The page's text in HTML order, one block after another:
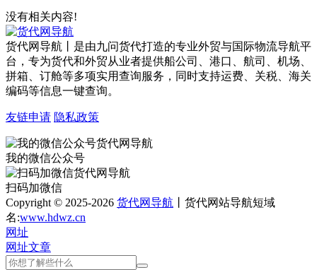
没有相关内容!
货代网导航丨是由九问货代打造的专业外贸与国际物流导航平
台，专为货代和外贸从业者提供船公司、港口、航司、机场、
拼箱、订舱等多项实用查询服务，同时支持运费、关税、海关
编码等信息一键查询。
友链申请 隐私政策
我的微信公众号
扫码加微信
Copyright © 2025-2026 货代网导航 丨货代网站导航短域
名:www.hdwz.cn
网址
网址文章